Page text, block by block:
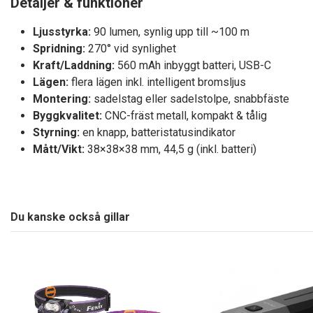
Ljusstyrka: 90 lumen, synlig upp till ~100 m
Spridning: 270° vid synlighet
Kraft/Laddning: 560 mAh inbyggt batteri, USB-C
Lägen: flera lägen inkl. intelligent bromsljus
Montering: sadelstag eller sadelstolpe, snabbfäste
Byggkvalitet: CNC-fräst metall, kompakt & tålig
Styrning: en knapp, batteristatusindikator
Mått/Vikt: 38×38×38 mm, 44,5 g (inkl. batteri)
Du kanske också gillar